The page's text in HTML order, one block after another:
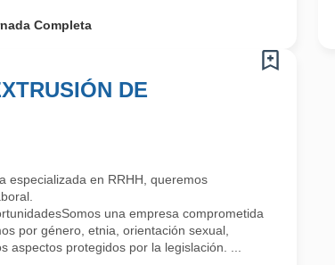
Completa
DE
especializada en RRHH, queremos
una empresa comprometida
por género, etnia, orientación sexual,
aspectos protegidos por la legislación. ...